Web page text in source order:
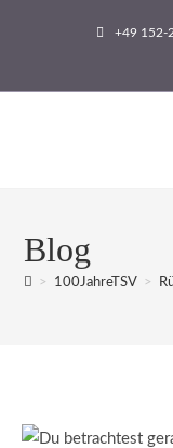
+49 152-
Blog
> 100JahreTSV >